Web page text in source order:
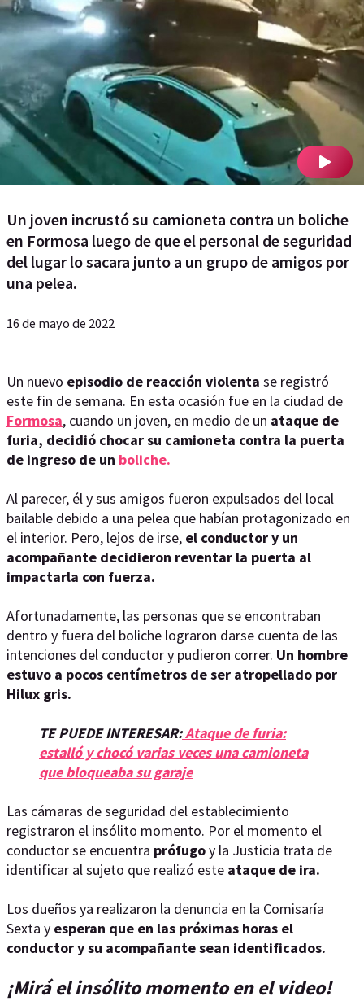
Un joven incrustó su camioneta contra un boliche
en Formosa luego de que el personal de seguridad
del lugar lo sacara junto a un grupo de amigos por
una pelea.
16 de mayo de 2022
Un nuevo episodio de reacción violenta se registró
este fin de semana. En esta ocasión fue en la ciudad de
Formosa, cuando un joven, en medio de un ataque de
furia, decidió chocar su camioneta contra la puerta
de ingreso de un boliche.
Al parecer, él y sus amigos fueron expulsados del local
bailable debido a una pelea que habían protagonizado en
el interior. Pero, lejos de irse, el conductor y un
acompañante decidieron reventar la puerta al
impactarla con fuerza.
Afortunadamente, las personas que se encontraban
dentro y fuera del boliche lograron darse cuenta de las
intenciones del conductor y pudieron correr. Un hombre
estuvo a pocos centímetros de ser atropellado por
Hilux gris.
TE PUEDE INTERESAR:Ataque de furia:
estalló y chocó varias veces una camioneta
que bloqueaba su garaje
Las cámaras de seguridad del establecimiento
registraron el insólito momento. Por el momento el
conductor se encuentra prófugoy la Justicia trata de
identificar al sujeto que realizó este ataque de ira.
Los dueños ya realizaron la denuncia en la Comisaría
Sexta y esperan que en las próximas horas el
conductor y su acompañante sean identificados.
¡Mirá el insólito momento en el video!